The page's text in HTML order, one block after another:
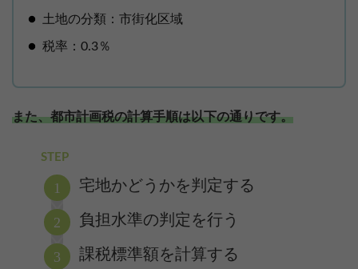
土地の分類：市街化区域
税率：0.3％
また、都市計画税の計算手順は以下の通りです。
STEP
宅地かどうかを判定する
負担水準の判定を行う
課税標準額を計算する